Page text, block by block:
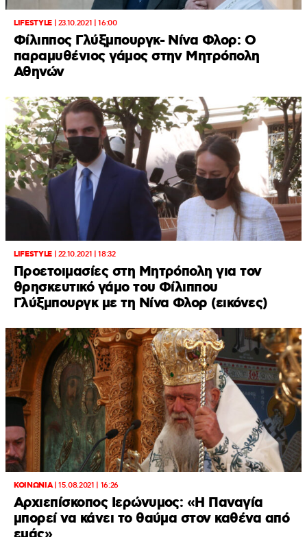
LIFESTYLE| 23.10.2021 | 16:00
Φίλιππος Γλύξμπουργκ- Νίνα Φλορ: Ο
παραμυθένιος γάμος στην Μητρόπολη
Αθηνών
LIFESTYLE| 22.10.2021 | 18:32
Προετοιμασίες στη Μητρόπολη για τον
θρησκευτικό γάμο του Φίλιππου
Γλύξμπουργκ με τη Νίνα Φλορ (εικόνες)
ΚΟΙΝΩΝΙΑ|15.08.2021 | 16:26
Αρχιεπίσκοπος Ιερώνυμος: «Η Παναγία
μπορεί να κάνει το θαύμα στον καθένα από